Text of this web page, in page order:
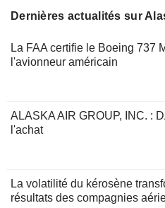
Dernières actualités sur
La FAA certifie le Boeing 737
l'avionneur américain
ALASKA AIR GROUP, INC. :
l'achat
La volatilité du kérosène
résultats des compagnies